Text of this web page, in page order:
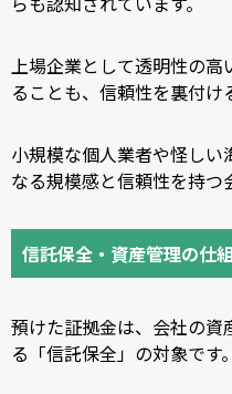
上場企業として透明性の
ることも、信頼性を裏付け
小規模な個人業者や怪し
なる規模感と信頼性を持つ
信託保全・資産管理の仕
預けた証拠金は、会社の
る「信託保全」の対象です。